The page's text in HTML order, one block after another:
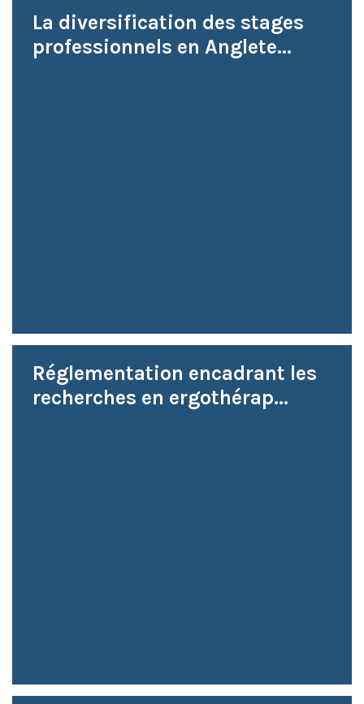
La diversification des stages
professionnels en Anglete...
Réglementation encadrant les
recherches en ergothérap...